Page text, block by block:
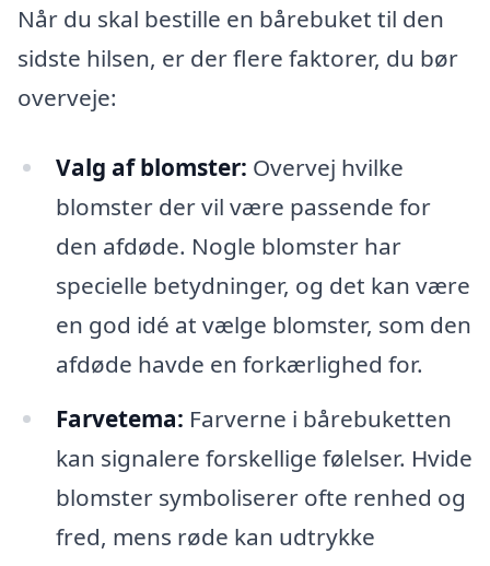
Når du skal bestille en bårebuket til den
sidste hilsen, er der flere faktorer, du bør
overveje:
Valg af blomster: Overvej hvilke
blomster der vil være passende for
den afdøde. Nogle blomster har
specielle betydninger, og det kan være
en god idé at vælge blomster, som den
afdøde havde en forkærlighed for.
Farvetema: Farverne i bårebuketten
kan signalere forskellige følelser. Hvide
blomster symboliserer ofte renhed og
fred, mens røde kan udtrykke